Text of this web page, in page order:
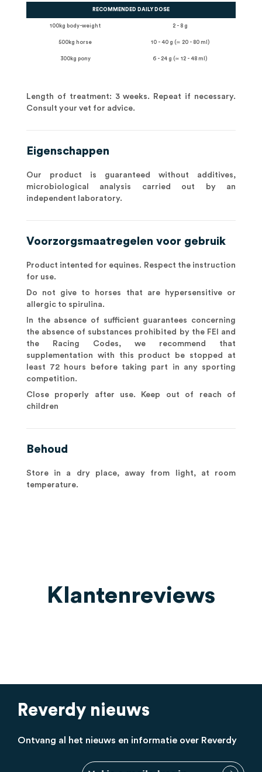
RECOMMENDED DAILY DOSE
100kg body-weight 2 - 8 g
500kg horse 10 - 40 g (≃ 20 - 80 ml)
300kg pony 6 - 24 g (≃ 12 - 48 ml)
Length of treatment: 3 weeks. Repeat if necessary.
Consult your vet for advice.
Eigenschappen
Our product is guaranteed without additives,
microbiological analysis carried out by an
independent laboratory.
Voorzorgsmaatregelen voor gebruik
Product intented for equines. Respect the instruction
for use.
Do not give to horses that are hypersensitive or
allergic to spirulina.
In the absence of sufficient guarantees concerning
the absence of substances prohibited by the FEI and
the Racing Codes, we recommend that
supplementation with this product be stopped at
least 72 hours before taking part in any sporting
competition.
Close properly after use. Keep out of reach of
children
Behoud
Store in a dry place, away from light, at room
temperature.
Klantenreviews
Reverdy nieuws
Ontvang al het nieuws en informatie over Reverdy
Meld